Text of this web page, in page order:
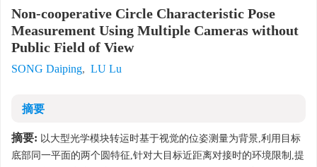
Non-cooperative Circle Characteristic Pose
Measurement Using Multiple Cameras without
Public Field of View
SONG Daiping, LU Lu
摘要
摘要: 以大型光学模块转运时基于视觉的位姿测量为背景,利用目标
底部同一平面的两个圆特征,针对大目标近距离对接时的环境限制,提